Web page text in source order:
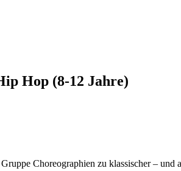
Hop (8-12 Jahre)
Choreographien zu klassischer –